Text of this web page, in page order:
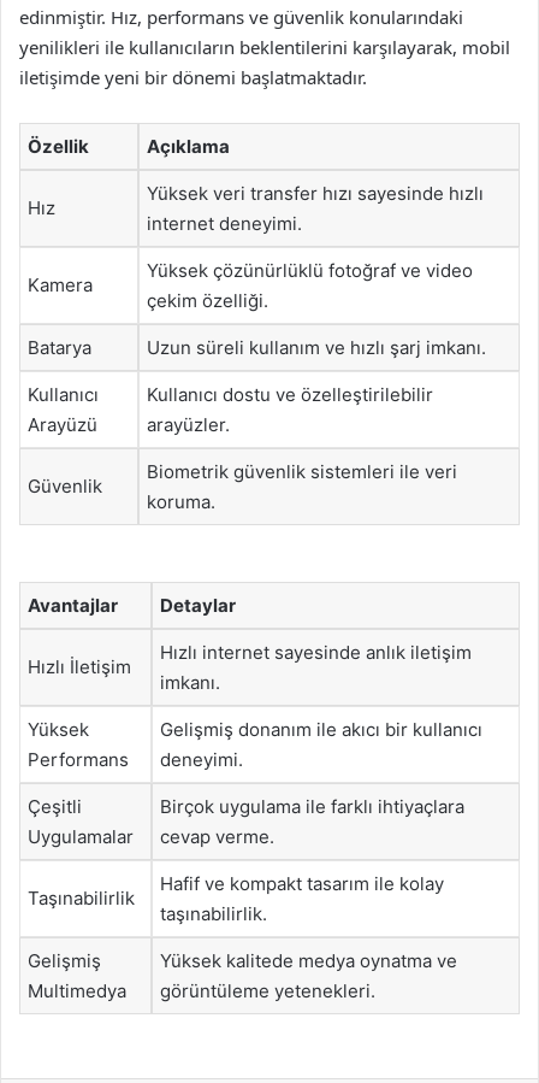
edinmiştir. Hız, performans ve güvenlik konularındaki
yenilikleri ile kullanıcıların beklentilerini karşılayarak, mobil
iletişimde yeni bir dönemi başlatmaktadır.
Özellik Açıklama
Hız
Yüksek veri transfer hızı sayesinde hızlı
internet deneyimi.
Kamera
Yüksek çözünürlüklü fotoğraf ve video
çekim özelliği.
Batarya Uzun süreli kullanım ve hızlı şarj imkanı.
Kullanıcı
Arayüzü
Kullanıcı dostu ve özelleştirilebilir
arayüzler.
Güvenlik
Biometrik güvenlik sistemleri ile veri
koruma.
Avantajlar Detaylar
Hızlı İletişim
Hızlı internet sayesinde anlık iletişim
imkanı.
Yüksek
Performans
Gelişmiş donanım ile akıcı bir kullanıcı
deneyimi.
Çeşitli
Uygulamalar
Birçok uygulama ile farklı ihtiyaçlara
cevap verme.
Taşınabilirlik
Hafif ve kompakt tasarım ile kolay
taşınabilirlik.
Gelişmiş
Multimedya
Yüksek kalitede medya oynatma ve
görüntüleme yetenekleri.